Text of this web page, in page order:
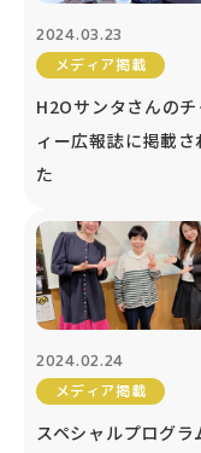
2024.03.23
メディア掲載
H2Oサンタさんのチ
ィー広報誌に掲載さ
た
2024.02.24
メディア掲載
スペシャルプログラ